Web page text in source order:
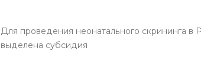
Для проведения неонатального скрининга в
выделена субсидия